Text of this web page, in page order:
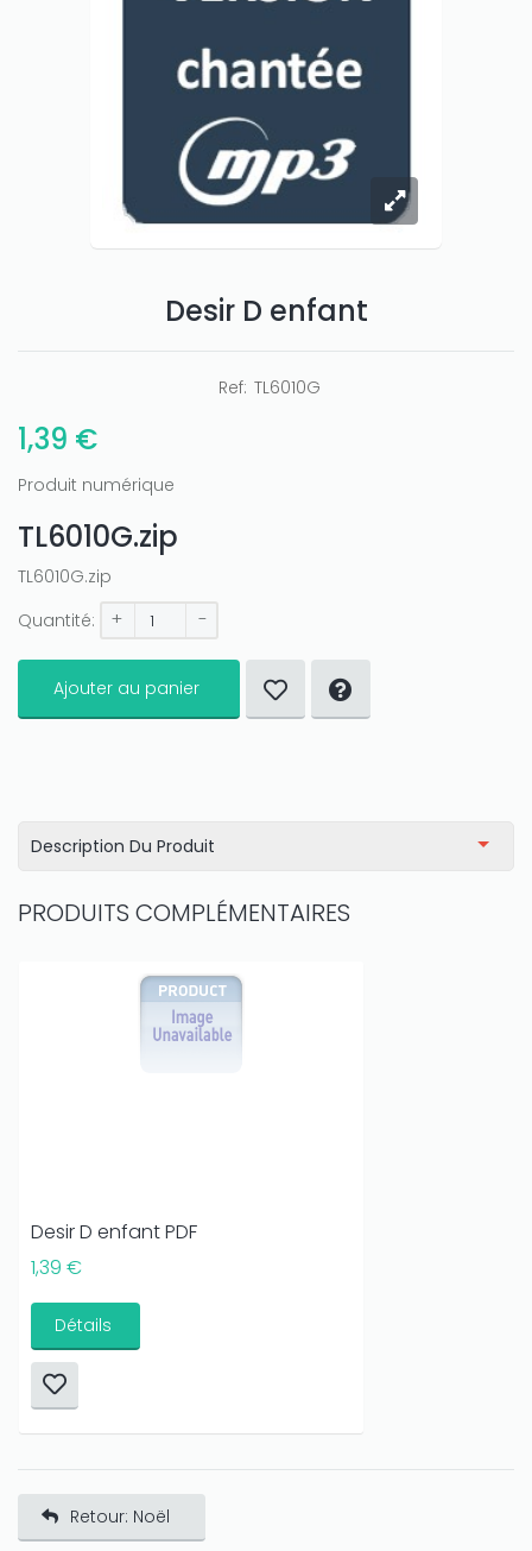
Desir D enfant
Ref: TL6010G
1,39 €
Produit numérique
TL6010G.zip
TL6010G.zip
Quantité:
+ -
Ajouter au panier
Description Du Produit
PRODUITS COMPLÉMENTAIRES
Desir D enfant PDF
1,39 €
Détails
Retour: Noël
Only play atJoo casinoif you really want to win a huge